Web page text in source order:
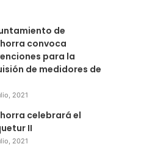
de
convoca
para la
de medidores de
2021
celebrará el
II
2021